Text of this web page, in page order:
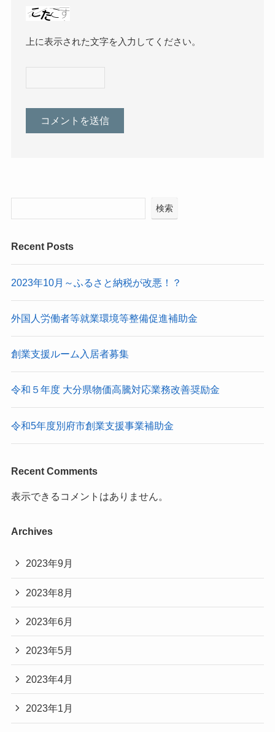
上に表示された文字を入力してください。
検索
Recent Posts
2023年10月～ふるさと納税が改悪！？
外国人労働者等就業環境等整備促進補助金
創業支援ルーム入居者募集
令和５年度 大分県物価高騰対応業務改善奨励金
令和5年度別府市創業支援事業補助金
Recent Comments
表示できるコメントはありません。
Archives
2023年9月
2023年8月
2023年6月
2023年5月
2023年4月
2023年1月